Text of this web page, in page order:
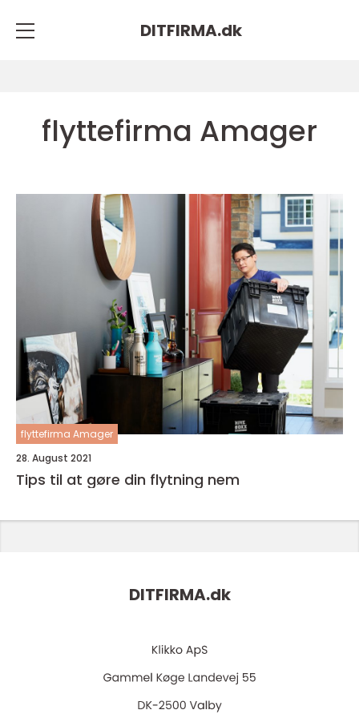
DITFIRMA.dk
flyttefirma Amager
flyttefirma Amager
28. August 2021
Tips til at gøre din flytning nem
DITFIRMA.dk